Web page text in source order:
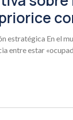
estratégica En el
entre estar